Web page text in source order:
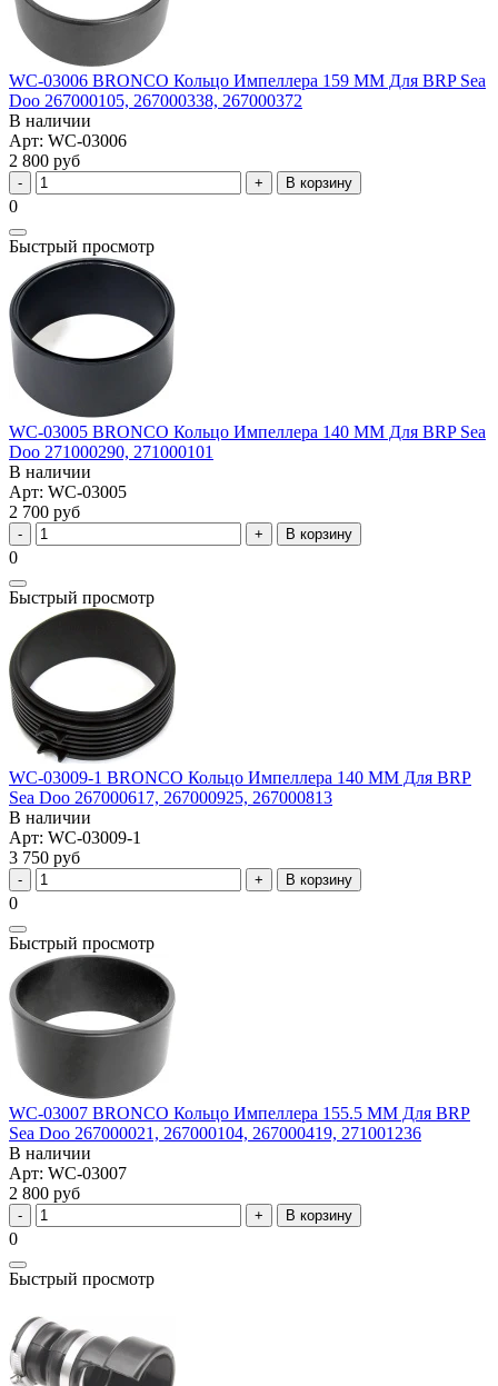
WC-03006 BRONCO Кольцо Импеллера 159 ММ Для BRP Sea
Doo 267000105, 267000338, 267000372
В наличии
Арт: WC-03006
2 800 руб
В корзину
0
Быстрый просмотр
WC-03005 BRONCO Кольцо Импеллера 140 ММ Для BRP Sea
Doo 271000290, 271000101
В наличии
Арт: WC-03005
2 700 руб
В корзину
0
Быстрый просмотр
WC-03009-1 BRONCO Кольцо Импеллера 140 ММ Для BRP
Sea Doo 267000617, 267000925, 267000813
В наличии
Арт: WC-03009-1
3 750 руб
В корзину
0
Быстрый просмотр
WC-03007 BRONCO Кольцо Импеллера 155.5 ММ Для BRP
Sea Doo 267000021, 267000104, 267000419, 271001236
В наличии
Арт: WC-03007
2 800 руб
В корзину
0
Быстрый просмотр